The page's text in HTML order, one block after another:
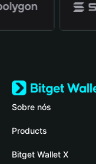
Sobre nós
Bitget Wallet
Blog
Products
Crypto Card
Bitget Wallet X